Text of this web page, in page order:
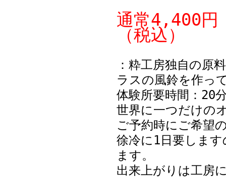
通常4,400円
（税込）
：粋工房独自の原
ラスの風鈴を作っ
体験所要時間：20
世界に一つだけの
ご予約時にご希望
徐冷に1日要しま
ます。
出来上がりは工房